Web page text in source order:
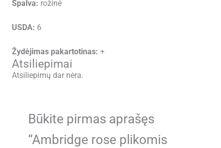
Spalva: rožinė
USDA: 6
Žydėjimas pakartotinas: +
Atsiliepimai
Atsiliepimų dar nėra.
Būkite pirmas aprašęs
“Ambridge rose plikomis